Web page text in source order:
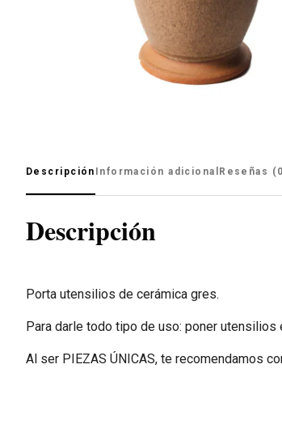
Descripción Información adicional Reseñas
Descripción
Porta utensilios de cerámica gres.
Para darle todo tipo de uso: poner utensilios
Al ser PIEZAS ÚNICAS, te recomendamos